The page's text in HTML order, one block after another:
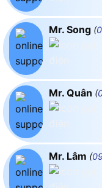
Mr. Song (
Mr. Quân (
Mr. Lâm (